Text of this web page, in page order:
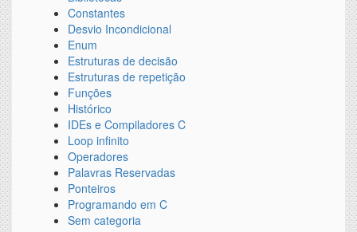
Constantes
Desvio Incondicional
Enum
Estruturas de decisão
Estruturas de repetição
Funções
Histórico
IDEs e Compiladores C
Loop infinito
Operadores
Palavras Reservadas
Ponteiros
Programando em C
Sem categoria